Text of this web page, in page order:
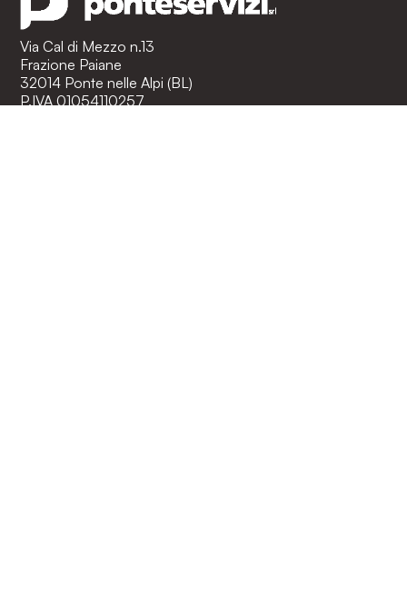
Via Cal di Mezzo n.13
Frazione Paiane
32014 Ponte nelle Alpi (BL)
P.IVA 01054110257